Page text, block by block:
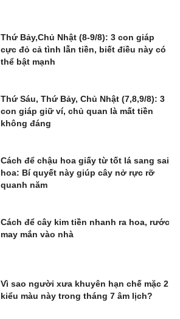
Thứ Bảy,Chủ Nhật (8-9/8): 3 con giáp
cực đỏ cả tình lẫn tiền, biết điều này có
thể bật mạnh
Thứ Sáu, Thứ Bảy, Chủ Nhật (7,8,9/8): 3
con giáp giữ ví, chủ quan là mất tiền
không đáng
Cách để chậu hoa giấy từ tốt lá sang sai
hoa: Bí quyết này giúp cây nở rực rỡ
quanh năm
Cách để cây kim tiền nhanh ra hoa, rước
may mắn vào nhà
Vì sao người xưa khuyên hạn chế mặc 2
kiểu màu này trong tháng 7 âm lịch?